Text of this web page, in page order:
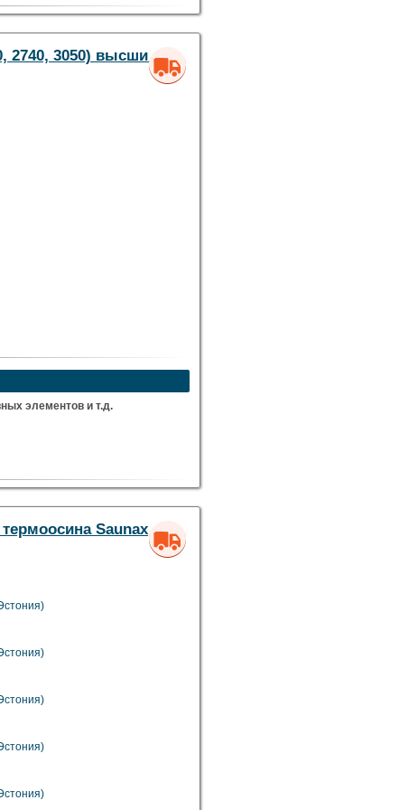
2740, 3050) высший
элементов и т.д.
Saunax